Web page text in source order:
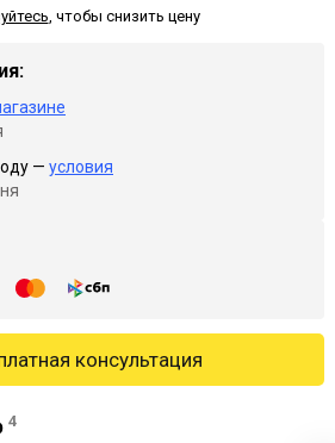
, чтобы снизить цену
— условия
консультация
4